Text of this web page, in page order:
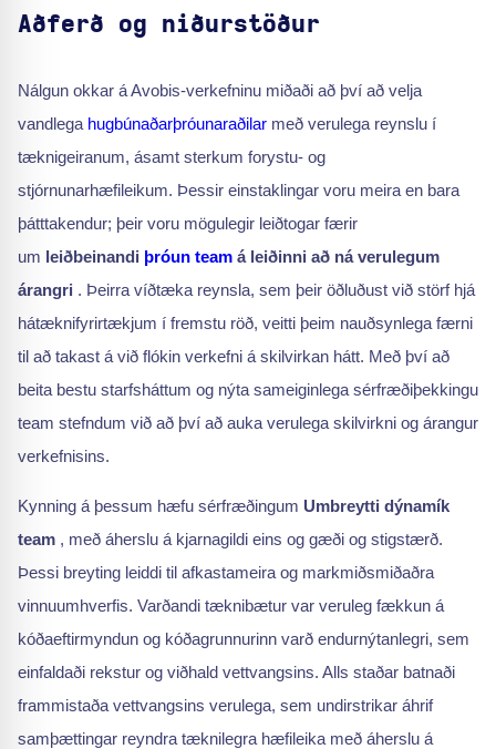
Aðferð og niðurstöður
Nálgun okkar á Avobis-verkefninu miðaði að því að velja
vandlega hugbúnaðarþróunaraðilar með verulega reynslu í
tæknigeiranum, ásamt sterkum forystu- og
stjórnunarhæfileikum. Þessir einstaklingar voru meira en bara
þátttakendur; þeir voru mögulegir leiðtogar færir
um leiðbeinandi þróun team á leiðinni að ná verulegum
árangri . Þeirra víðtæka reynsla, sem þeir öðluðust við störf hjá
hátæknifyrirtækjum í fremstu röð, veitti þeim nauðsynlega færni
til að takast á við flókin verkefni á skilvirkan hátt. Með því að
beita bestu starfsháttum og nýta sameiginlega sérfræðiþekkingu
team stefndum við að því að auka verulega skilvirkni og árangur
verkefnisins.
Kynning á þessum hæfu sérfræðingum Umbreytti dýnamík
team , með áherslu á kjarnagildi eins og gæði og stigstærð.
Þessi breyting leiddi til afkastameira og markmiðsmiðaðra
vinnuumhverfis. Varðandi tæknibætur var veruleg fækkun á
kóðaeftirmyndun og kóðagrunnurinn varð endurnýtanlegri, sem
einfaldaði rekstur og viðhald vettvangsins. Alls staðar batnaði
frammistaða vettvangsins verulega, sem undirstrikar áhrif
samþættingar reyndra tæknilegra hæfileika með áherslu á